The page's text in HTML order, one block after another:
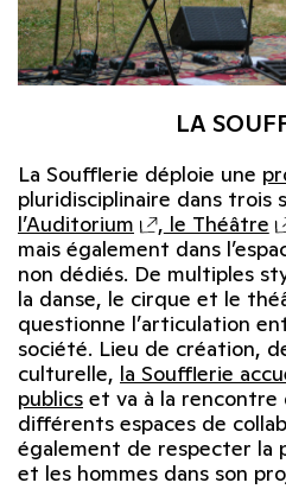
LA
La Soufflerie déploie une
pluridisciplinaire dans trois
l’Auditorium
, le Théâtre
mais également dans
non dédiés. De multiples
la danse, le cirque et le
questionne l’articulation
société. Lieu de création,
culturelle, la Soufflerie
publics et va à la
différents espaces de
également de respecter la
et les hommes dans son